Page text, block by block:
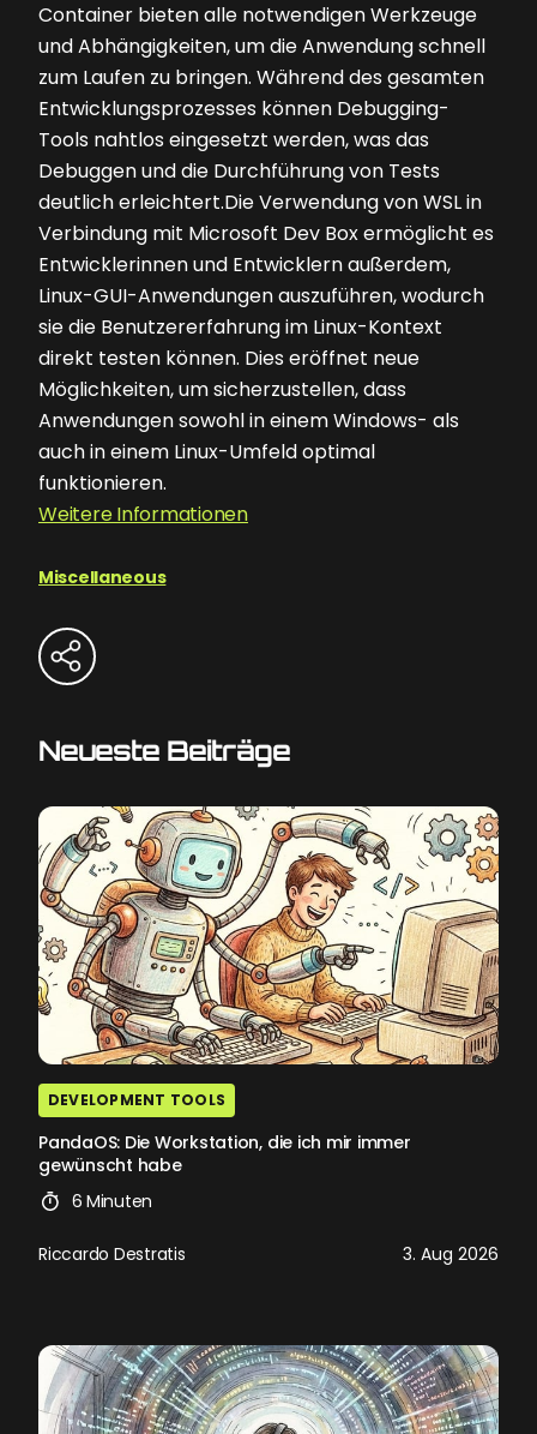
Container bieten alle notwendigen Werkzeuge
und Abhängigkeiten, um die Anwendung schnell
zum Laufen zu bringen. Während des gesamten
Entwicklungsprozesses können Debugging-
Tools nahtlos eingesetzt werden, was das
Debuggen und die Durchführung von Tests
deutlich erleichtert.Die Verwendung von WSL in
Verbindung mit Microsoft Dev Box ermöglicht es
Entwicklerinnen und Entwicklern außerdem,
Linux-GUI-Anwendungen auszuführen, wodurch
sie die Benutzererfahrung im Linux-Kontext
direkt testen können. Dies eröffnet neue
Möglichkeiten, um sicherzustellen, dass
Anwendungen sowohl in einem Windows- als
auch in einem Linux-Umfeld optimal
funktionieren.
Weitere Informationen
Miscellaneous
Neueste Beiträge
DEVELOPMENT TOOLS
PandaOS: Die Workstation, die ich mir immer
gewünscht habe
6 Minuten
Riccardo Destratis 3. Aug 2026